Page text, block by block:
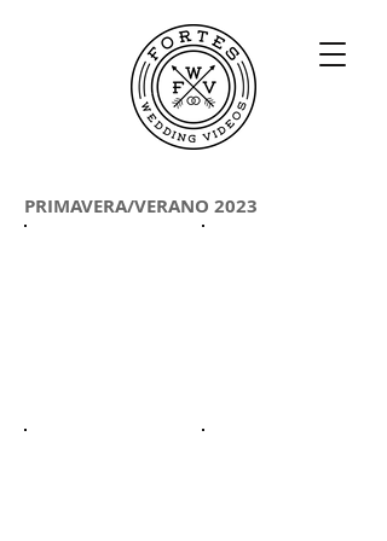
PRIMAVERA/VERANO 2023